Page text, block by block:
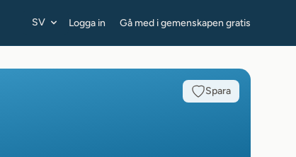
SV Logga in Gå med i gemenskapen gratis
Spara